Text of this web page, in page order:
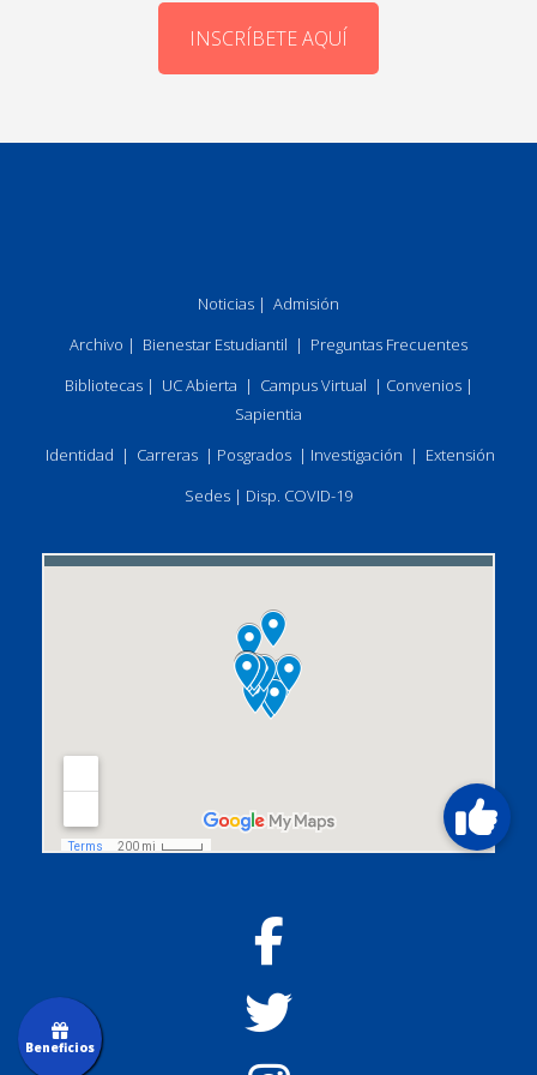
INSCRÍBETE AQUÍ
Noticias | Admisión
Archivo | Bienestar Estudiantil | Preguntas Frecuentes
Bibliotecas| UC Abierta | Campus Virtual | Convenios|
Sapientia
Identidad | Carreras | Posgrados | Investigación | Extensión
Sedes | Disp. COVID-19
Beneficios